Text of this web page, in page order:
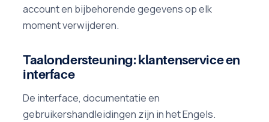
account en bijbehorende gegevens op elk
moment verwijderen.
Taalondersteuning: klantenservice en
interface
De interface, documentatie en
gebruikershandleidingen zijn in het Engels.